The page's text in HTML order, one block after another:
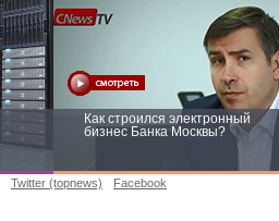
Как строился электронный
бизнес Банка Москвы?
Twitter (topnews) Facebook